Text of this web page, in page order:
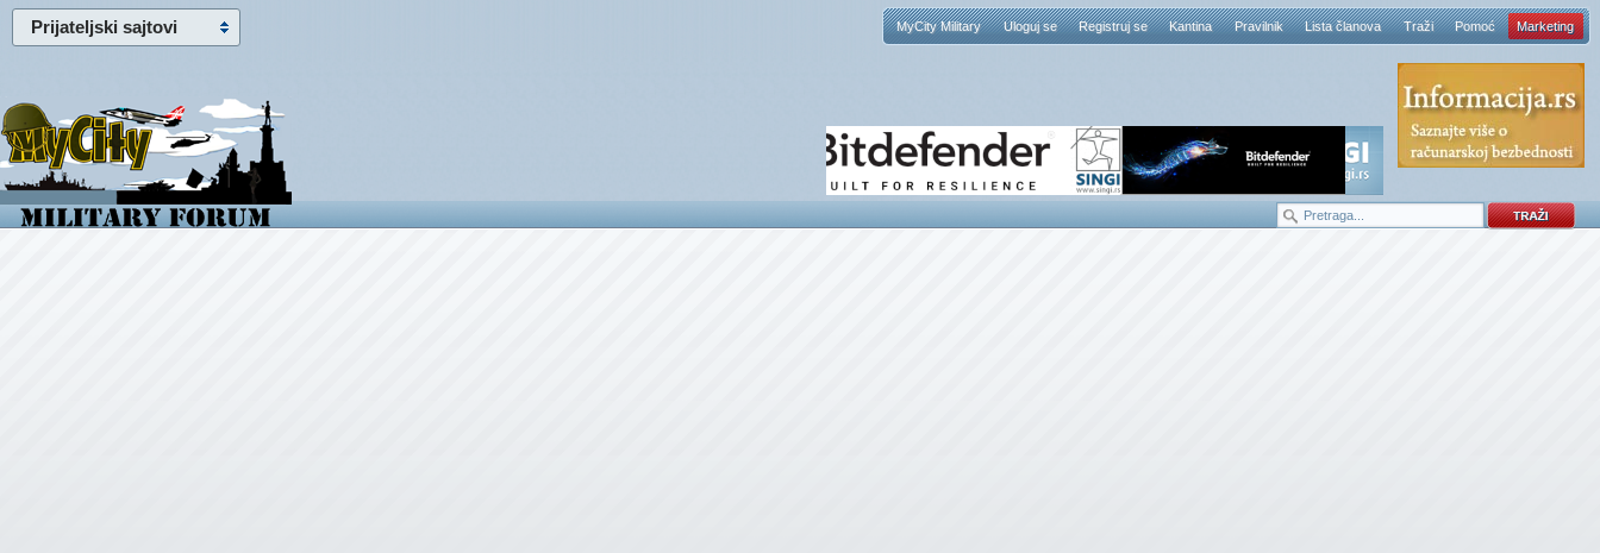
Prijateljski sajtovi MyCity Military Uloguj se Registruj se Kantina Pravilnik Lista članova Traži Pomoć Marketing